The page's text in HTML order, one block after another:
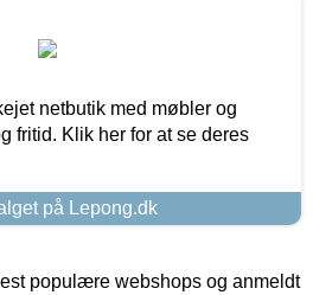
netbutik med møbler og
fritid. Klik her for at se deres
på Lepong.dk
populære webshops og anmeldt